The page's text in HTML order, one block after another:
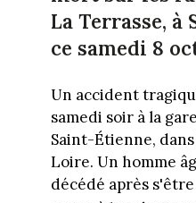
La Terrasse, à
ce samedi 8
Un accident
samedi soir à la
Saint-Étienne,
Loire. Un homme
décédé après